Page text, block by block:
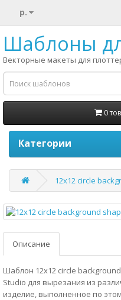
р.
Шаблоны
Векторные макеты для
0
Категории
12x12 circle
Описание
Шаблон 12x12 circle
Studio для вырезания из
изделие, выполненное по